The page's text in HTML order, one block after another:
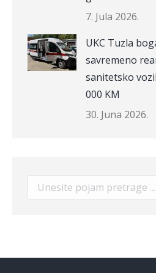
7. Jula 2026.
UKC Tuzla
savremeno
sanitetsko
000 KM
30. Juna 2026.
Search: